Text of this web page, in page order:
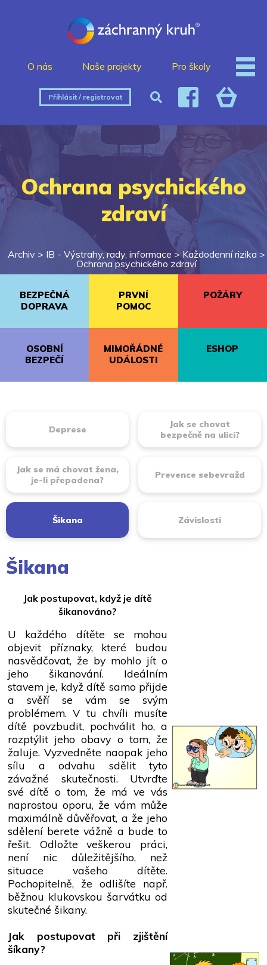
O nás Naše projekty Pro školy
Přihlásit / registrovat
Ochrana psychického
zdraví
Archiv > IB - Výstrahy, rady, informace >Každodenní rizika >
Ochrana psychického zdraví
BEZPEČNÁ
DOPRAVA
PRVNÍ
POMOC
POŽÁRY
OSOBNÍ
BEZPEČÍ
MIMOŘÁDNÉ
UDÁLOSTI
ESHOP
Deprese
Jak se chovat
bezpečně na ulici?
Jak se má chovat žena,
je-li přepadena?
Prevence sebevražd
Šikana Závislosti
Šikana
Jak postupovat, když je dítě
šikanováno?
U každého dítěte se mohou
objevit příznaky, které budou
nasvědčovat, že by mohlo jít o
jeho šikanování. Ideálním
stavem je, když dítě samo přijde
a svěří se vám se svým
problémem. V tu chvíli musíte
dítě povzbudit, pochválit ho, a
rozptýlit jeho obavy o tom, že
žaluje. Vyzvedněte naopak jeho
sílu a odvahu sdělit tyto
závažné skutečnosti. Utvrďte
své dítě o tom, že má ve vás
naprostou oporu, že vám může
maximálně důvěřovat, a že jeho
sdělení berete vážně a bude to
řešit. Odložte veškerou práci,
není nic důležitějšího, než
situace vašeho dítěte.
Pochopitelně, že odlišíte např.
běžnou klukovskou šarvátku od
skutečné šikany.
Jak postupovat při zjištění
šíkany?